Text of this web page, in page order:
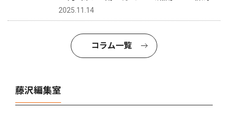
2025.11.14
コラム一覧
藤沢編集室